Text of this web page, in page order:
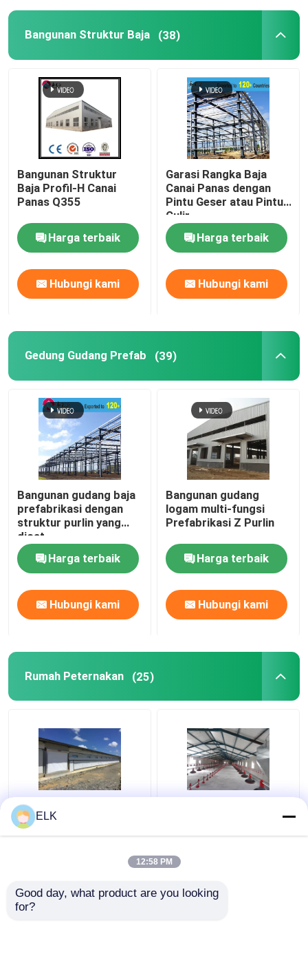
Gudang Struktur Baja
Bengkel Struktur Baja
Bangunan Struktur Baja
Gedung Gudang Prefab
Rumah Peternakan
Bangunan Kantor Kerangka Baja
Hanger Baja Struktural
Rumah Prefabrikasi Baja
Bahan Struktural Baja
kandang ayam petelur
Sistem sangkar ayam broiler
Sistem Lantai Broiler
Bangunan Struktur Baja (38)
Bangunan Struktur
Baja Profil-H Canai
Panas Q355
Harga terbaik
Hubungi kami
Garasi Rangka Baja
Canai Panas dengan
Pintu Geser atau Pintu
Gulir
Harga terbaik
Hubungi kami
Gedung Gudang Prefab (39)
Bangunan gudang baja
prefabrikasi dengan
struktur purlin yang
dicat
Harga terbaik
Hubungi kami
Bangunan gudang
logam multi-fungsi
Prefabrikasi Z Purlin
Harga terbaik
Hubungi kami
Rumah Peternakan (25)
ISO Peternakan Rumah
Struktur baja
Prefabrikasi
ELK
12:58 PM
Good day, what product are you looking
for?